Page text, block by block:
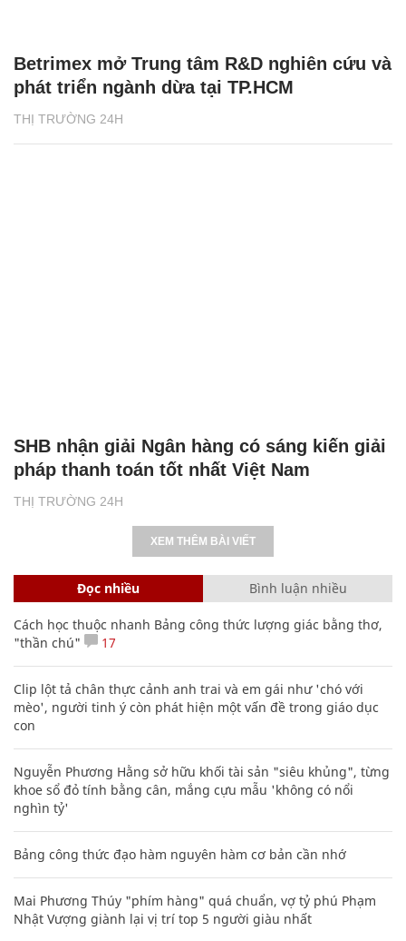
THỊ TRƯỜNG 24H
Betrimex mở Trung tâm R&D nghiên cứu và
phát triển ngành dừa tại TP.HCM
THỊ TRƯỜNG 24H
SHB nhận giải Ngân hàng có sáng kiến giải
pháp thanh toán tốt nhất Việt Nam
XEM THÊM BÀI VIẾT
Đọc nhiều Bình luận nhiều
Cách học thuộc nhanh Bảng công thức lượng giác bằng thơ,
"thần chú"
17
Clip lột tả chân thực cảnh anh trai và em gái như 'chó với
mèo', người tinh ý còn phát hiện một vấn đề trong giáo dục
con
Nguyễn Phương Hằng sở hữu khối tài sản "siêu khủng", từng
khoe sổ đỏ tính bằng cân, mắng cựu mẫu 'không có nổi
nghìn tỷ'
Bảng công thức đạo hàm nguyên hàm cơ bản cần nhớ
Mai Phương Thúy "phím hàng" quá chuẩn, vợ tỷ phú Phạm
Nhật Vượng giành lại vị trí top 5 người giàu nhất